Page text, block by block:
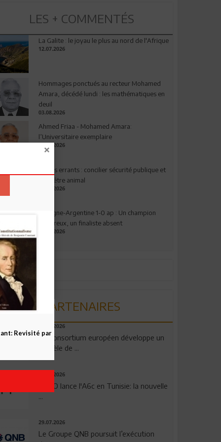
LES + COMMENTÉS
La Galite : le joyau le plus au nord de l'Afrique
12.07.2026
Hommages ponctués au recteur Mohamed
Amara, décédé lundi : les mathématiques en
deuil
03.08.2026
Ahmed Friaa - Mohamed Amara:
l’Universitaire exemplaire
04.08.2026
Chiens errants : concilier sécurité publique et
bien-être animal
17.07.2026
Espagne-Argentine 1-0 ap : Un champion
valeureux, un finaliste absent
19.07.2026
PARTENAIRES
06.08.2026
Un consortium européen développe un
modèle de ...
04.08.2026
OPPO lance l'A6c en Tunisie: la nouvelle
29.07.2026
Le Groupe QNB poursuit l’exécution
Revisité par